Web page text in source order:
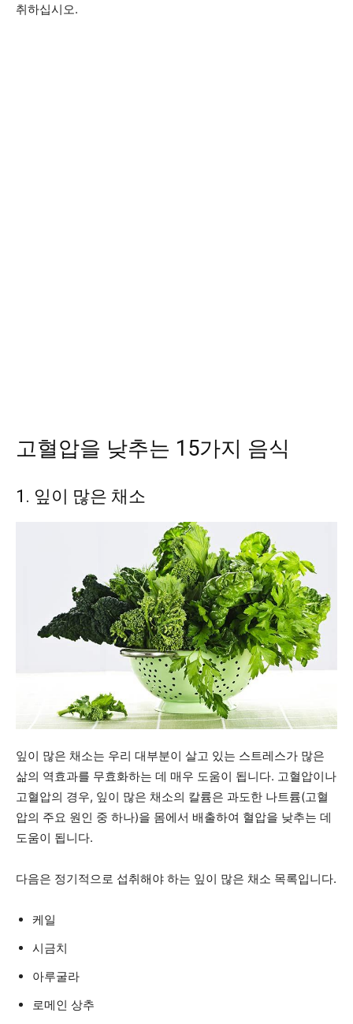
취하십시오.
고혈압을 낮추는 15가지 음식
1. 잎이 많은 채소
잎이 많은 채소는 우리 대부분이 살고 있는 스트레스가 많은
삶의 역효과를 무효화하는 데 매우 도움이 됩니다. 고혈압이나
고혈압의 경우, 잎이 많은 채소의 칼륨은 과도한 나트륨(고혈
압의 주요 원인 중 하나)을 몸에서 배출하여 혈압을 낮추는 데
도움이 됩니다.
다음은 정기적으로 섭취해야 하는 잎이 많은 채소 목록입니다.
케일
시금치
아루굴라
로메인 상추